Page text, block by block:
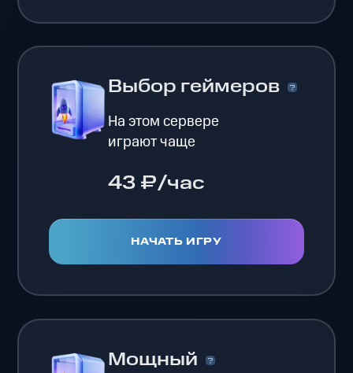
Выбор геймеров
На этом сервере
играют чаще
43 ₽/час
НАЧАТЬ ИГРУ
Мощный